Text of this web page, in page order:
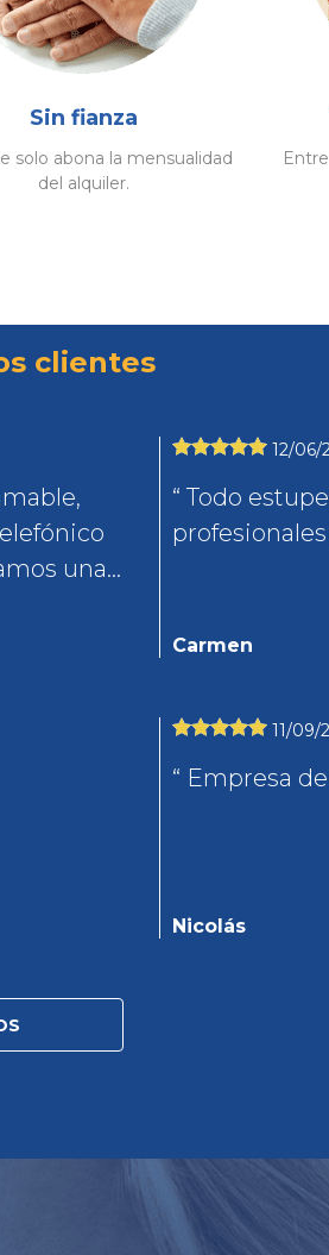
Sin fianza
solo abona la mensualidad
del alquiler.
clientes
una
12/06/
Todo estupendo, buenos
Carmen
11/09/
Empresa
Nicolás